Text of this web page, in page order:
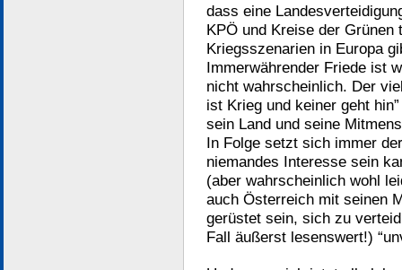
dass eine
KPÖ und Kreise der
Kriegsszenarien in Europa
Immerwährender Friede ist
nicht wahrscheinlich. Der
ist Krieg und keiner geht
sein Land und seine
In Folge setzt sich immer
niemandes Interesse sein
(aber wahrscheinlich wohl
auch Österreich mit seinen
gerüstet sein, sich zu
Fall äußerst lesenswert!)